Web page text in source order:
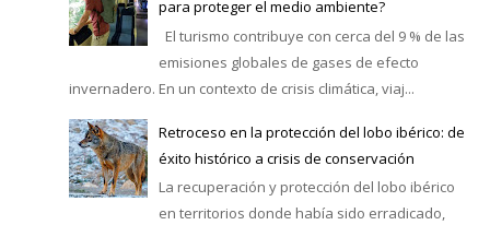
para proteger el medio ambiente?
El turismo contribuye con cerca del 9 % de las
emisiones globales de gases de efecto
invernadero. En un contexto de crisis climática, viaj...
Retroceso en la protección del lobo ibérico: de
éxito histórico a crisis de conservación
La recuperación y protección del lobo ibérico
en territorios donde había sido erradicado,